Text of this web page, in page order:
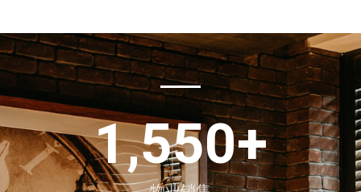
1,550+